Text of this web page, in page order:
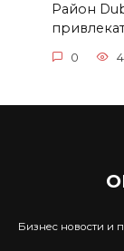
Район
0
Бизнес новости и